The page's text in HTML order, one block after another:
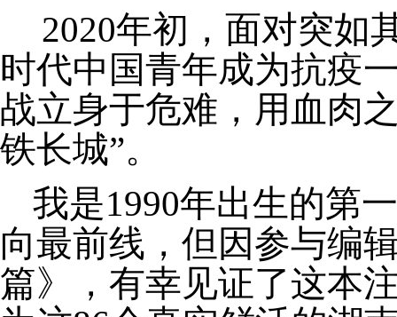
2020年初，面对突如
时代中国青年成为抗疫
战立身于危难，用血肉
铁长城”。
我是1990年出生的第
向最前线，但因参与编
篇》，有幸见证了这本